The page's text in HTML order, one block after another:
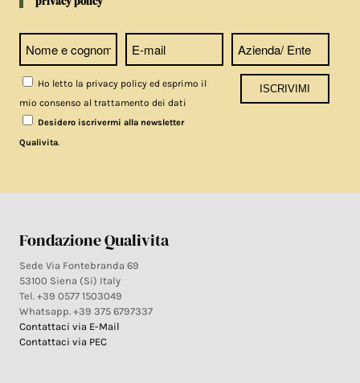
Ho letto la privacy policy ed esprimo il
mio consenso al trattamento dei dati
Desidero iscrivermi alla newsletter
Qualivita
Fondazione Qualivita
Sede Via Fontebranda 69
53100 Siena (Si) Italy
Tel. +39 0577 1503049
Whatsapp. +39 375 6797337
Contattaci via E-Mail
Contattaci via PEC